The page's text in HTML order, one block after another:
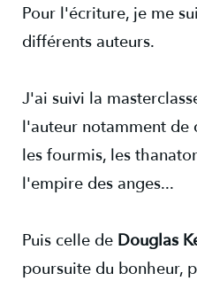
Pour l'écriture, je me
différents auteurs.
J'ai suivi la
l'auteur notamment de
les fourmis, les
l'empire des anges...
Puis celle de Douglas
poursuite du bonheur,